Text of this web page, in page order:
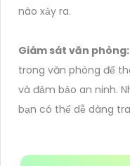
nào xảy ra.
Giám sát văn phòng:
trong văn phòng để
và đảm bảo an ninh.
bạn có thể dễ dàng